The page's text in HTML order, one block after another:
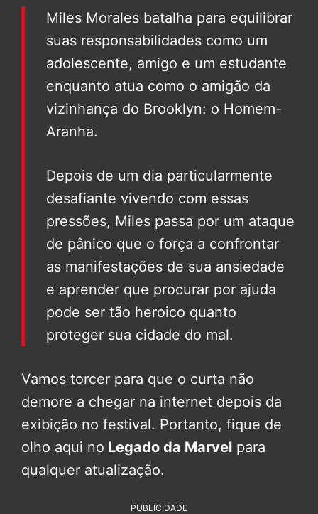
Miles Morales batalha para equilibrar
suas responsabilidades como um
adolescente, amigo e um estudante
enquanto atua como o amigão da
vizinhança do Brooklyn: o Homem-
Aranha.
Depois de um dia particularmente
desafiante vivendo com essas
pressões, Miles passa por um ataque
de pânico que o força a confrontar
as manifestações de sua ansiedade
e aprender que procurar por ajuda
pode ser tão heroico quanto
proteger sua cidade do mal.
Vamos torcer para que o curta não
demore a chegar na internet depois da
exibição no festival. Portanto, fique de
olho aqui no Legado da Marvel para
qualquer atualização.
PUBLICIDADE